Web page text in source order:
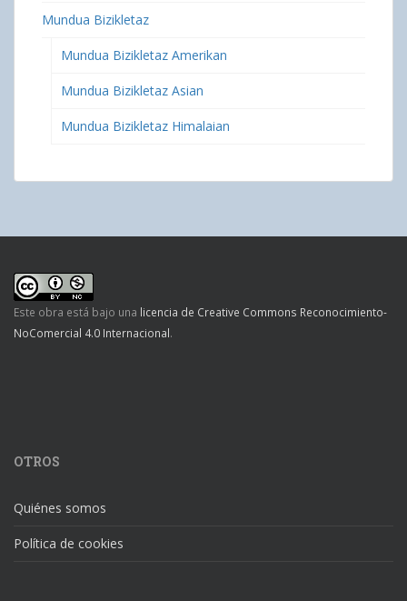
Mundua Bizikletaz
Mundua Bizikletaz Amerikan
Mundua Bizikletaz Asian
Mundua Bizikletaz Himalaian
Este obra está bajo una licencia de Creative Commons Reconocimiento-
NoComercial 4.0 Internacional.
OTROS
Quiénes somos
Política de cookies